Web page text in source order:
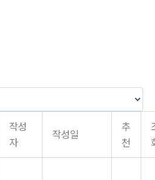
작성
자
작성일
추
천